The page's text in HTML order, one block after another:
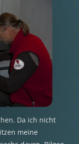
Da ich nicht
meine